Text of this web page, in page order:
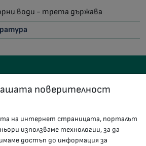
води - трета държава
поверителност
на интернет страницата, порталът
използваме технологии, за да
достъп до информация за